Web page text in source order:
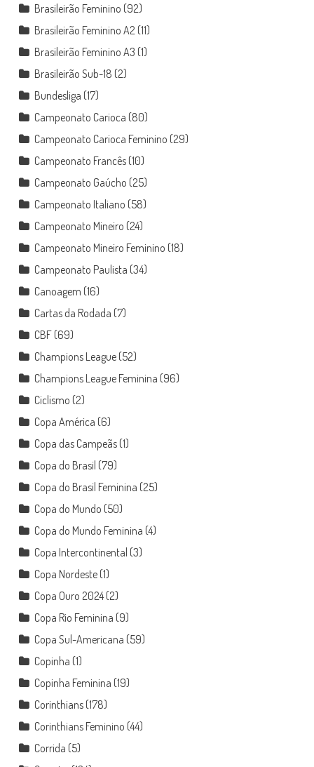
Brasileirão Feminino (92)
Brasileirão Feminino A2 (11)
Brasileirão Feminino A3 (1)
Brasileirão Sub-18 (2)
Bundesliga (17)
Campeonato Carioca (80)
Campeonato Carioca Feminino (29)
Campeonato Francês(10)
Campeonato Gaúcho (25)
Campeonato Italiano (58)
Campeonato Mineiro (24)
Campeonato Mineiro Feminino (18)
Campeonato Paulista (34)
Canoagem (16)
Cartas da Rodada (7)
CBF(69)
Champions League(52)
Champions League Feminina (96)
Ciclismo (2)
Copa América (6)
Copa das Campeãs(1)
Copa do Brasil (79)
Copa do Brasil Feminina (25)
Copa do Mundo (50)
Copa do Mundo Feminina (4)
Copa Intercontinental (3)
Copa Nordeste(1)
Copa Ouro 2024(2)
Copa Rio Feminina (9)
Copa Sul-Americana (59)
Copinha (1)
Copinha Feminina (19)
Corinthians(178)
Corinthians Feminino (44)
Corrida (5)